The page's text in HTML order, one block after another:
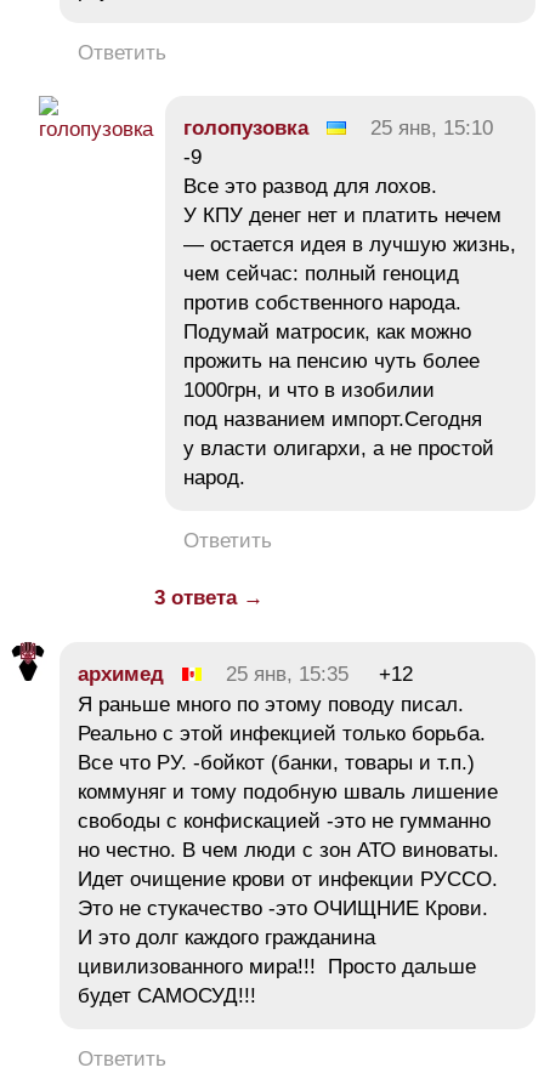
Ответить
голопузовка
25 янв, 15:10
-9
Все это развод для лохов.
У КПУ денег нет и платить нечем
— остается идея в лучшую жизнь,
чем сейчас: полный геноцид
против собственного народа.
Подумай матросик, как можно
прожить на пенсию чуть более
1000грн, и что в изобилии
под названием импорт.Сегодня
у власти олигархи, а не простой
народ.
Ответить
3 ответа →
архимед 25 янв, 15:35
+12
Я раньше много по этому поводу писал.
Реально с этой инфекцией только борьба.
Все что РУ. -бойкот (банки, товары и т.п.)
коммуняг и тому подобную шваль лишение
свободы с конфискацией -это не гумманно
но честно. В чем люди с зон АТО виноваты.
Идет очищение крови от инфекции РУССО.
Это не стукачество -это ОЧИЩНИЕ Крови.
И это долг каждого гражданина
цивилизованного мира!!! Просто дальше
будет САМОСУД!!!
Ответить